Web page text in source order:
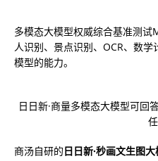
多模态大模型权威综合基准测
人识别、景点识别、OCR、数
模型的能力。
日日新·商量多模态大模型可回
商汤自研的日日新·秒画文生图大